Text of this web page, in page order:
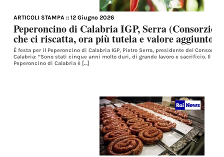
ARTICOLI STAMPA :: 12 Giugno 2026
Peperoncino di Calabria IGP, Serra
che ci riscatta, ora più tutela e valore aggiunto
È festa per il Peperoncino di Calabria IGP, Pietro Serra, presidente del Consorzio
Calabria: “Sono stati cinque anni molto duri, di grande lavoro e sacrificio. Il
Peperoncino di Calabria è […]